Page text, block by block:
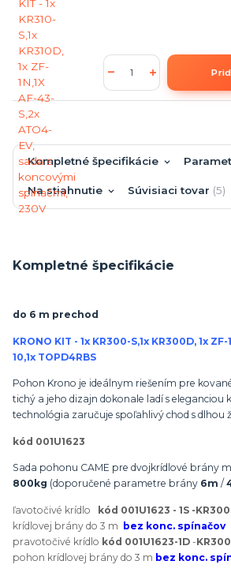
Kompletné špecifikácie
Na stiahnutie Súvisiaci tovar 5
Kompletné špecifikácie
do 6 m prechod
KRONO KIT - 1x KR300-S,1x KR300D, 1x ZF-
10,1x TOPD4RBS
Pohon Krono je ideálnym riešením pre
tichý a jeho dizajn dokonale ladí s eleganciou
technológia zaručuje spoľahlivý chod s dlhou
kód 001U1623
Sada pohonu CAME pre dvojkrídlové brány
800kg (doporučené parametre brány 6m /
ľavotočivé krídlo kód 001U1623 - 1S -
krídlovej brány do 3 m
bez konc. spínačov
pravotočivé krídlo kód 001U1623-1D -
pohon krídlovej brány do 3 m bez konc.